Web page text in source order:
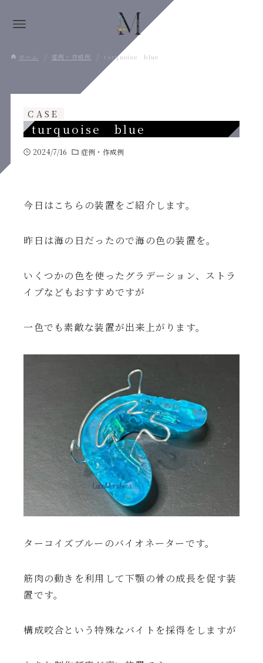
ホーム 症例・作成例 turquoise blue
CASE
turquoise blue
2024/7/16 症例・作成例
今日はこちらの装置をご紹介します。
昨日は海の日だったので海の色の装置を。
いくつかの色を使ったグラデーション、ストラ
イプなどもおすすめですが
一色でも素敵な装置が出来上がります。
ターコイズブルーのバイオネーターです。
筋肉の動きを利用して下顎の骨の成長を促す装
置です。
構成咬合という特殊なバイトを採得をしますが